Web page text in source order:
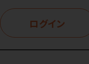
ログイン